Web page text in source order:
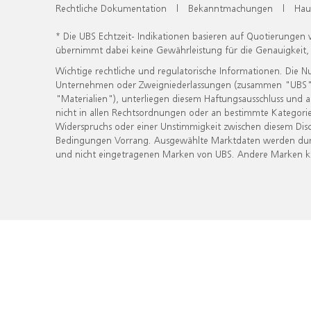
Rechtliche Dokumentation | Bekanntmachungen |
* Die UBS Echtzeit- Indikationen basieren auf
übernimmt dabei keine Gewährleistung für die
Wichtige rechtliche und regulatorische Informationen. Die
Unternehmen oder Zweigniederlassungen (zusammen
"Materialien"), unterliegen diesem Haftungsausschluss
nicht in allen Rechtsordnungen oder an bestimmte
Widerspruchs oder einer Unstimmigkeit zwischen diesem
Bedingungen Vorrang. Ausgewählte Marktdaten werden
und nicht eingetragenen Marken von UBS. Andere Marken